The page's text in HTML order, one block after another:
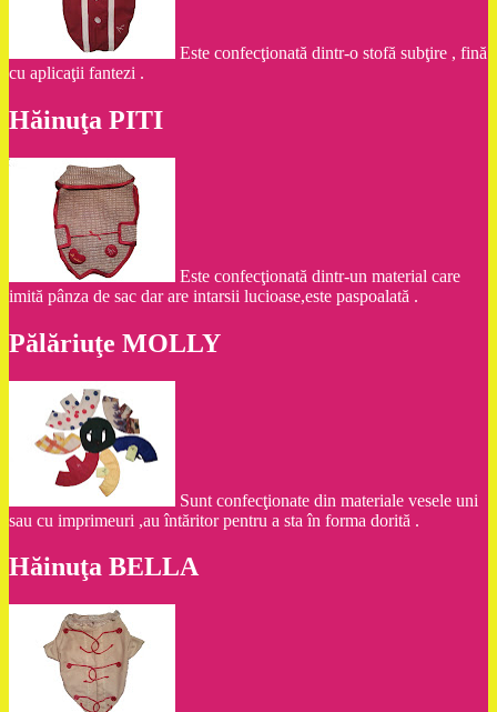
Este confecţionată dintr-o stofă subţire , fină
cu aplicaţii fantezi .
Hăinuţa PITI
Este confecţionată dintr-un material care
imită pânza de sac dar are intarsii lucioase,este paspoalată .
Pălăriuţe MOLLY
Sunt confecţionate din materiale vesele uni
sau cu imprimeuri ,au întăritor pentru a sta în forma dorită .
Hăinuţa BELLA